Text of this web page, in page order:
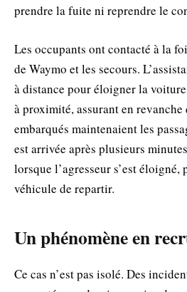
prendre la fuite ni reprendre le
Les occupants ont contacté à la
de Waymo et les secours.
à distance pour éloigner la
à proximité, assurant en revanche
embarqués maintenaient les
est arrivée après plusieurs
lorsque l’agresseur s’est éloigné,
véhicule de repartir.
Un phénomène en
Ce cas n’est pas isolé. Des